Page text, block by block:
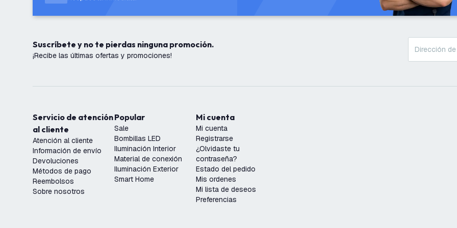
Suscríbete y no te pierdas ninguna promoción.
¡Recibe las últimas ofertas y promociones!
Servicio de atención
al cliente
Atención al cliente
Información de envío
Devoluciones
Métodos de pago
Reembolsos
Sobre nosotros
Popular
Sale
Bombillas LED
Iluminación Interior
Material de conexión
Iluminación Exterior
Smart Home
Mi cuenta
Mi cuenta
Registrarse
¿Olvidaste tu
contraseña?
Estado del pedido
Mis ordenes
Mi lista de deseos
Preferencias